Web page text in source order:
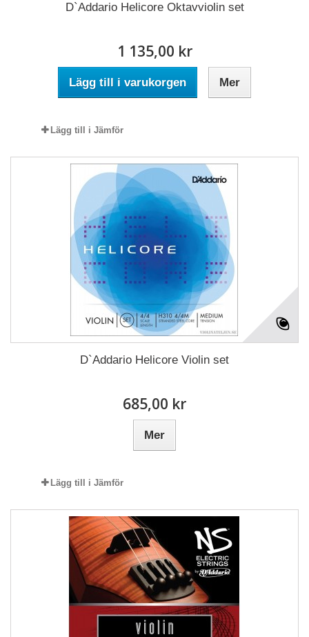
D`Addario Helicore Oktavviolin set
1 135,00 kr
Lägg till i varukorgen Mer
Lägg till i Jämför
D`Addario Helicore Violin set
685,00 kr
Mer
Lägg till i Jämför